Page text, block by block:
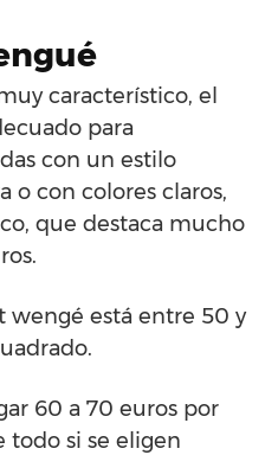
característico, el
para
con un estilo
o con colores claros,
que destaca mucho
wengé está entre 50 y
60 a 70 euros por
todo si se eligen